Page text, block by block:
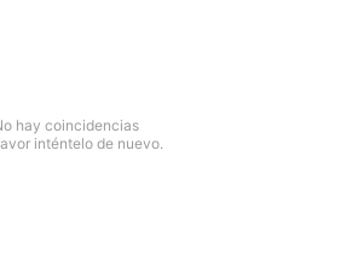
hay coincidencias
inténtelo de nuevo.